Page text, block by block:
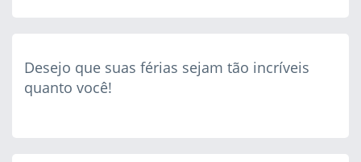
Desejo que suas férias sejam tão incríveis
quanto você!